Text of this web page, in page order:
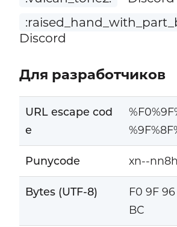
Discord
Для разработчиков
URL escape cod
e
Punycode xn--
Bytes (UTF-8)
F0 9F
BC